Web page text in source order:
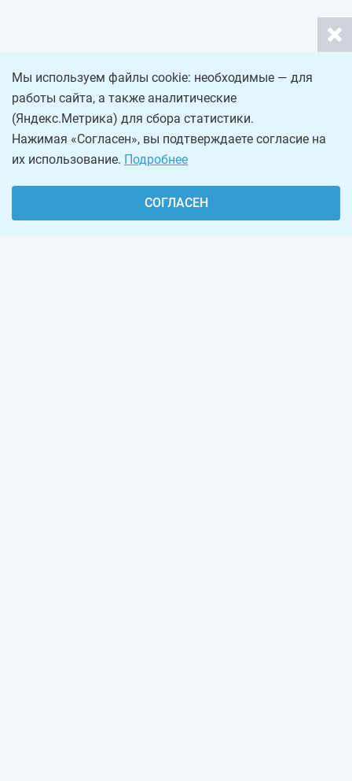
Мы используем файлы cookie: необходимые — для
работы сайта, а также аналитические
(Яндекс.Метрика) для сбора статистики.
Нажимая «Согласен», вы подтверждаете согласие на
их использование. Подробнее
СОГЛАСЕН